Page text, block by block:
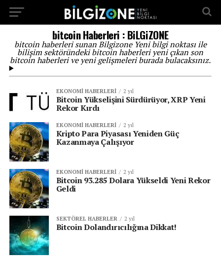
bitcoin Haberleri : BiLGiZONE
bitcoin haberleri sunan Bilgizone Yeni bilgi noktası ile
bilişim sektöründeki bitcoin haberleri yeni çıkan son
bitcoin haberleri ve yeni gelişmeleri burada bulacaksınız.
EKONOMI HABERLERI 2 yıl
Bitcoin Yükselişini Sürdürüyor, XRP Yeni
Rekor Kırdı
EKONOMI HABERLERI 2 yıl
Kripto Para Piyasası Yeniden Güç
Kazanmaya Çalışıyor
EKONOMI HABERLERI 2 yıl
Bitcoin 93.285 Dolara Yükseldi Yeni Rekor
Geldi
SEKTÖREL HABERLER 2 yıl
Bitcoin Dolandırıcılığına Dikkat!